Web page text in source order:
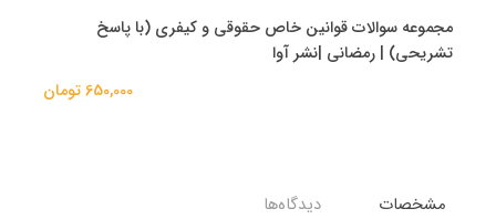
مجموعه سوالات قوانین خاص حقوقی و کیفری (با پاسخ
تشریحی) | رمضانی |نشر آوا
650,000 تومان
مشخصات دیدگاه‌ها